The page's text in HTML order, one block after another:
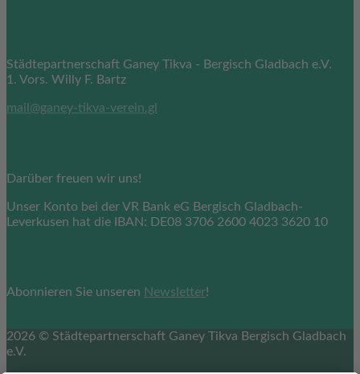
Städtepartnerschaft Ganey Tikva - Bergisch Gladbach e.V.
1. Vors. Willy F. Bartz
mail@ganey-tikva-verein.gl
Darüber freuen wir uns!
Unser Konto bei der VR Bank eG Bergisch Gladbach-
Leverkusen hat die IBAN: DE08 3706 2600 4023 3620 10
Abonnieren Sie unseren Newsletter!
2026 © Städtepartnerschaft Ganey Tikva Bergisch Gladbach
e.V.